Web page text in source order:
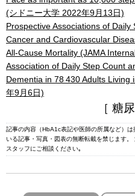
(シドニー大学 2022年9月13日)
Prospective Associations of
Cancer and Cardiovascular
All-Cause Mortality (JAMA
Association of Daily Step Count
Dementia in 78 430 Adults Living
年9月6日)
［ 糖
記事の内容（HbA1c表記や医師の所属など）
いる記事・写真・図表の無断転載を禁じます
スタッフにご相談ください｡